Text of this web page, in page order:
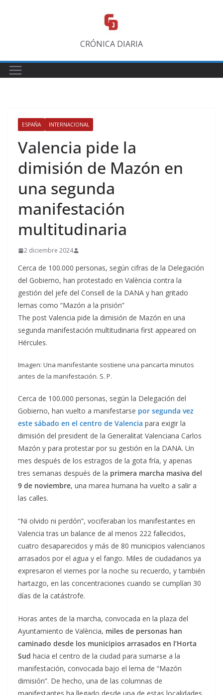
CRÓNICA DIARIA
ESPAÑA INTERNACIONAL
Valencia pide la
dimisión de Mazón en
una segunda
manifestación
multitudinaria
2 diciembre 2024
Cerca de 100.000 personas, según cifras de la Delegación
del Gobierno, han protestado en València contra la
gestión del jefe del Consell de la DANA y han gritado
lemas como “Mazón a la prisión”
The post Valencia pide la dimisión de Mazón en una
segunda manifestación multitudinaria first appeared on
Hércules.
Imagen: Una manifestante sostiene una pancarta minutos
antes de la manifestación. S. P.
Cerca de 100.000 personas, según la Delegación del
Gobierno, han vuelto a manifestarse por segunda vez
este sábado en el centro de Valencia para exigir la
dimisión del president de la Generalitat Valenciana Carlos
Mazón y para protestar por su gestión en la DANA. Un
mes después de los estragos de la gota fría, y apenas
tres semanas después de la primera marcha masiva del
9 de noviembre, una marea humana ha vuelto a salir a
las calles.
“Ni olvido ni perdón”, vociferaban los manifestantes en
Valencia tras un balance de al menos 222 fallecidos,
cuatro desaparecidos y más de 80 municipios valencianos
arrasados por el agua y el fango. Miles de ciudadanos ya
expresaron el viernes por la noche su recuerdo, y también
hartazgo, en las concentraciones cuando se cumplían 30
días de la catástrofe.
Horas antes de la marcha, convocada en la plaza del
Ayuntamiento de València, miles de personas han
caminado desde los municipios arrasados en l’Horta
Sud hacia el centro de la ciudad para sumarse a la
manifestación, convocada bajo el lema de “Mazón
dimisión”. De hecho, una de las columnas de
manifestantes ha llegado desde una de estas localidades.